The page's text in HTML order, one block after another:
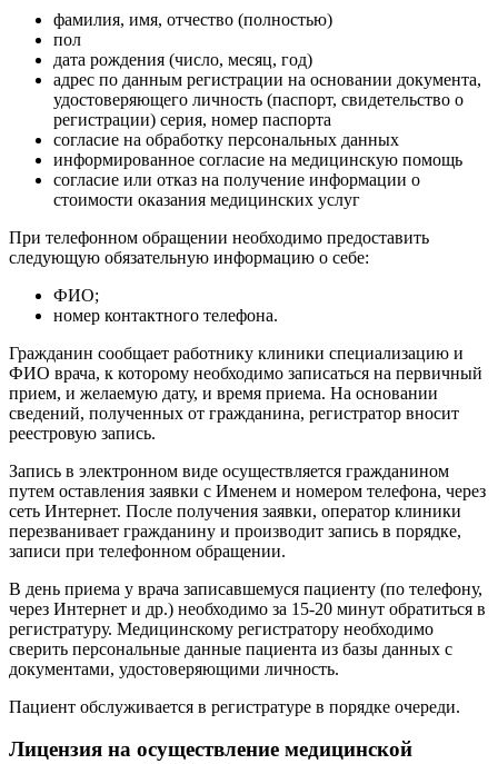
фамилия, имя, отчество (полностью)
пол
дата рождения (число, месяц, год)
адрес по данным регистрации на основании документа,
удостоверяющего личность (паспорт, свидетельство о
регистрации) серия, номер паспорта
согласие на обработку персональных данных
информированное согласие на медицинскую помощь
согласие или отказ на получение информации о
стоимости оказания медицинских услуг
При телефонном обращении необходимо предоставить
следующую обязательную информацию о себе:
ФИО;
номер контактного телефона.
Гражданин сообщает работнику клиники специализацию и
ФИО врача, к которому необходимо записаться на первичный
прием, и желаемую дату, и время приема. На основании
сведений, полученных от гражданина, регистратор вносит
реестровую запись.
Запись в электронном виде осуществляется гражданином
путем оставления заявки с Именем и номером телефона, через
сеть Интернет. После получения заявки, оператор клиники
перезванивает гражданину и производит запись в порядке,
записи при телефонном обращении.
В день приема у врача записавшемуся пациенту (по телефону,
через Интернет и др.) необходимо за 15-20 минут обратиться в
регистратуру. Медицинскому регистратору необходимо
сверить персональные данные пациента из базы данных с
документами, удостоверяющими личность.
Пациент обслуживается в регистратуре в порядке очереди.
Лицензия на осуществление медицинской